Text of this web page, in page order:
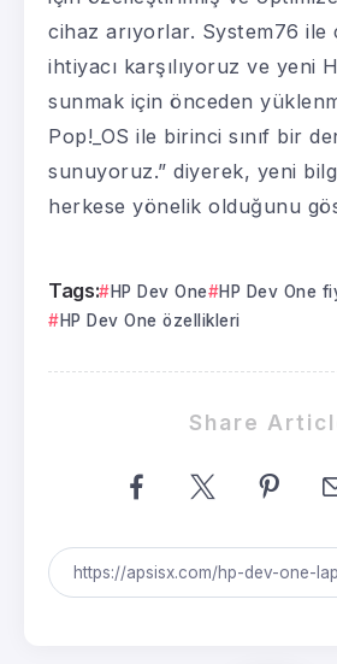
cihaz arıyorlar. System76 ile
ihtiyacı karşılıyoruz ve yeni
sunmak için önceden
Pop!_OS ile birinci sınıf bir
sunuyoruz.” diyerek, yeni
herkese yönelik olduğunu
Tags: HP Dev One
HP Dev One
HP Dev One özellikleri
Share